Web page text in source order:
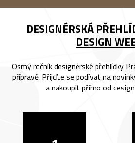
DESIGNÉRSKÁ
DESIGN
Osmý ročník designérské přehlídky
přípravě. Přijďte se podívat na
a nakoupit přímo od